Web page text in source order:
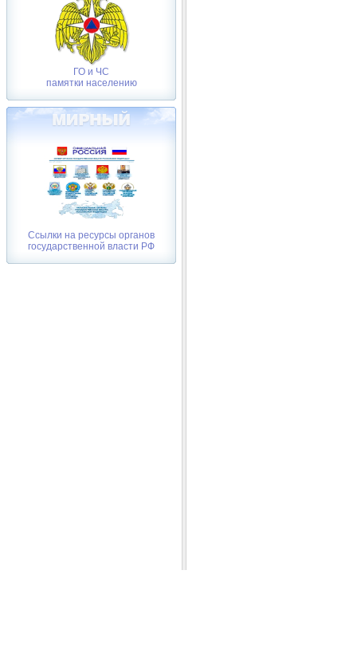
ГО и ЧС
памятки населению
Ссылки на ресурсы органов
государственной власти РФ